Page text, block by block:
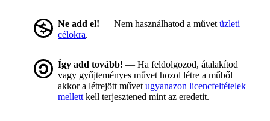
Ne add el! — Nem használhatod a művet üzleti
célokra.
Így add tovább! — Ha feldolgozod, átalakítod
vagy gyűjteményes művet hozol létre a műből
akkor a létrejött művet ugyanazon licencfeltételek
mellett kell terjesztened mint az eredetit.